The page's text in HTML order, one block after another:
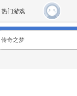
热门游戏